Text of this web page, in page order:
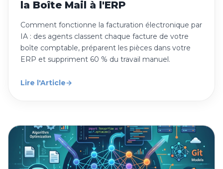
la Boîte Mail à l'ERP
Comment fonctionne la facturation électronique par
IA : des agents classent chaque facture de votre
boîte comptable, préparent les pièces dans votre
ERP et suppriment 60 % du travail manuel.
Lire l'Article→